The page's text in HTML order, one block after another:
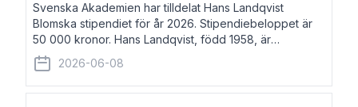
Svenska Akademien har tilldelat Hans Landqvist
Blomska stipendiet för år 2026. Stipendiebeloppet är
50 000 kronor. Hans Landqvist, född 1958, är
professor i svenska vid Göteborgs universitet. Han
disputerade år 2000 på avhandlingen Författn
2026-06-08